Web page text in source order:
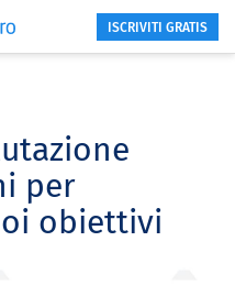
ISCRIVITI GRATIS
per
obiettivi